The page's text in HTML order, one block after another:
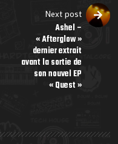
Next post
Ashel –
« Afterglow »
dernier extrait
avant la sortie de
son nouvel EP
« Quest »